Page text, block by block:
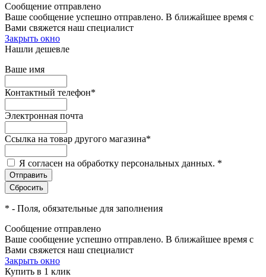
Сообщение отправлено
Ваше сообщение успешно отправлено. В ближайшее время с
Вами свяжется наш специалист
Закрыть окно
Нашли дешевле
Ваше имя
Контактный телефон*
Электронная почта
Ссылка на товар другого магазина*
Я согласен на обработку персональных данных. *
* - Поля, обязательные для заполнения
Сообщение отправлено
Ваше сообщение успешно отправлено. В ближайшее время с
Вами свяжется наш специалист
Закрыть окно
Купить в 1 клик